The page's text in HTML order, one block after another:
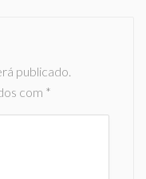
publicado.
com *